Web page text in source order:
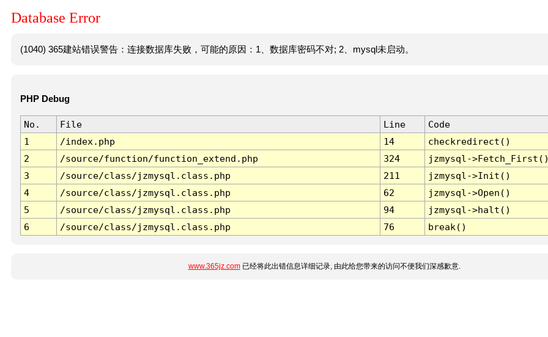
Database Error
(1040) 365建站错误警告：连接数据库失败，可能的原因：1、数据库密码不对; 2、mysql未启动。
PHP Debug
No. File Line
Code
1
/index.php 14
checkredirect()
2
/source/function/function_extend.php 324
jzmysql-
3
/source/class/jzmysql.class.php 211
jzmysql->Init()
4
/source/class/jzmysql.class.php 62
jzmysql->Open()
5
/source/class/jzmysql.class.php 94
jzmysql->halt()
6
/source/class/jzmysql.class.php 76 break()
www.365jz.com已经将此出错信息详细记录, 由此给您带来的访问不便我们深感歉意.